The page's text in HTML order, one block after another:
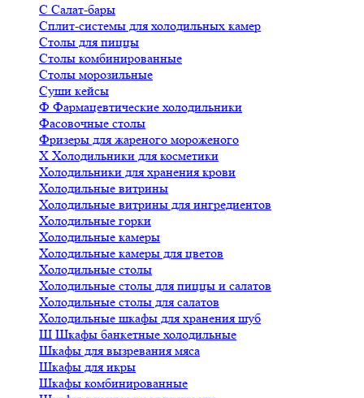
С Салат-бары
Сплит-системы для холодильных камер
Столы для пиццы
Столы комбинированные
Столы морозильные
Суши кейсы
Ф Фармацевтические холодильники
Фасовочные столы
Фризеры для жареного мороженого
Х Холодильники для косметики
Холодильники для хранения крови
Холодильные витрины
Холодильные витрины для ингредиентов
Холодильные горки
Холодильные камеры
Холодильные камеры для цветов
Холодильные столы
Холодильные столы для пиццы и салатов
Холодильные столы для салатов
Холодильные шкафы для хранения шуб
Ш Шкафы банкетные холодильные
Шкафы для вызревания мяса
Шкафы для икры
Шкафы комбинированные